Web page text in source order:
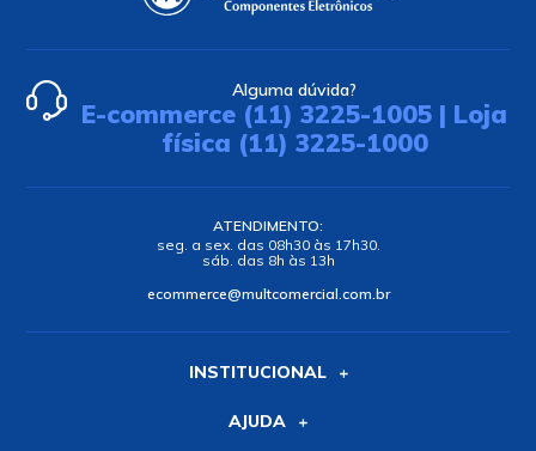
Alguma dúvida?
E-commerce (11) 3225-1005 | Loja
física (11) 3225-1000
ATENDIMENTO:
seg. a sex. das 08h30 às 17h30.
sáb. das 8h às 13h
ecommerce@multcomercial.com.br
INSTITUCIONAL
AJUDA